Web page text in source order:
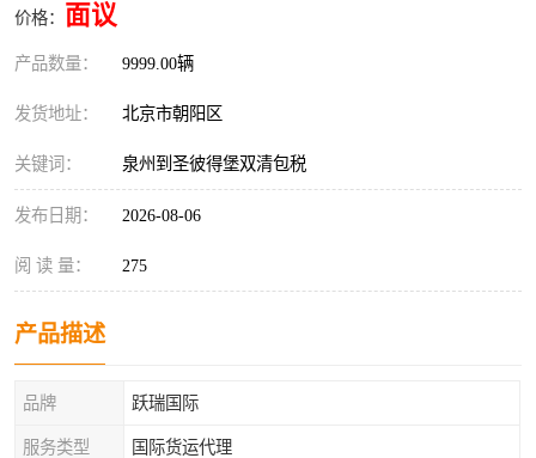
价格： 面议
产品数量： 9999.00辆
发货地址： 北京市朝阳区
关键词： 泉州到圣彼得堡双清包税
发布日期： 2026-08-06
阅 读 量： 275
产品描述
品牌 跃瑞国际
服务类型 国际货运代理